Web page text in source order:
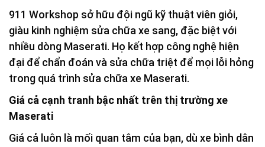
911 Workshop sở hữu đội ngũ kỹ thuật viên giỏi,
giàu kinh nghiệm sửa chữa xe sang, đặc biệt với
nhiều dòng Maserati. Họ kết hợp công nghệ hiện
đại để chẩn đoán và sửa chữa triệt để mọi lỗi hỏng
trong quá trình sửa chữa xe Maserati.
Giá cả cạnh tranh bậc nhất trên thị trường xe
Maserati
Giá cả luôn là mối quan tâm của bạn, dù xe bình dân